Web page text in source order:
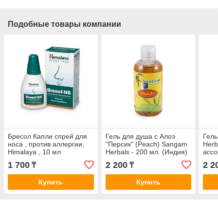
Подобные товары компании
Бресол Капли спрей для
носа , против аллергии,
Himalaya , 10 мл
1 700 ₸
Купить
Гель для душа с Алоэ
"Персик" (Peach) Sangam
Herbals - 200 мл. (Индия)
2 200₸
Купить
2